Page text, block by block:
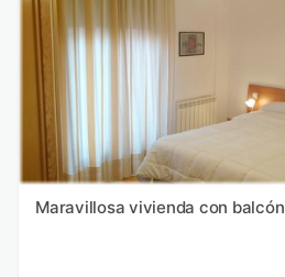
Maravillosa vivienda con balcón